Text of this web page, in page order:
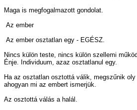
Maga is megfogalmazott gondolat.
Az ember
Az ember osztatlan egy - EGÉSZ.
Nincs külön teste, nincs külön szellemi
Énje. Individuum, azaz osztatlanul egy.
Ha az osztatlan osztottá válik, megszűnik oly
ahogyan mi az embert ismerjük.
Az osztottá válás a halál.